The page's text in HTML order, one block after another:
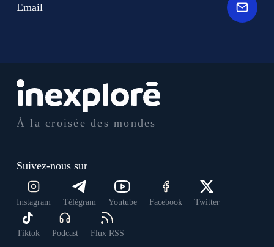
À la croisée des mondes
Suivez-nous sur
Instagram Télégram Youtube Facebook Twitter
Tiktok Podcast Flux RSS
Email